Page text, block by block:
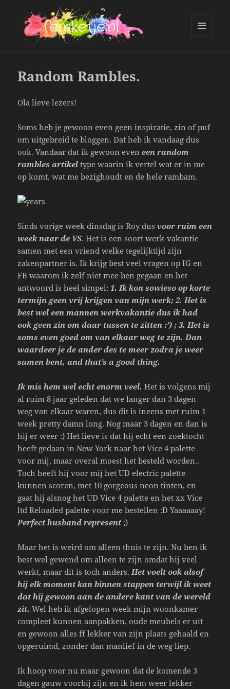
Random Rambles.
Ola lieve lezers!
Soms heb je gewoon even geen inspiratie, zin of puf
om uitgebreid te bloggen. Dat heb ik vandaag dus
ook. Vandaar dat ik gewoon eveneen random
rambles artikel type waarin ik vertel wat er in me
op komt, wat me bezighoudt en de hele rambam.
Sinds vorige week dinsdag is Roy dusvoor ruim een
week naar de VS. Het is een soort werk-vakantie
samen met een vriend welke tegelijktijd zijn
zakenpartner is. Ik krijg best veel vragen op IG en
FB waarom ik zelf niet mee ben gegaan en het
antwoord is heel simpel:1. Ik kon sowieso op korte
termijn geen vrij krijgen van mijn werk; 2. Het is
best wel een mannen werkvakantie dus ik had
ook geen zin om daar tussen te zitten :’) ; 3. Het is
soms even goed om van elkaar weg te zijn. Dan
waardeer je de ander des te meer zodra je weer
samen bent, and that’s a good thing.
Ik mis hem wel echt enorm veel. Het is volgens mij
al ruim 8 jaar geleden dat we langer dan 3 dagen
weg van elkaar waren, dus dit is ineens met ruim 1
week pretty damn long. Nog maar 3 dagen en dan is
hij er weer :) Het lieve is dat hij echt een zoektocht
heeft gedaan in New York naar het Vice 4 palette
voor mij, maar overal moest het besteld worden..
Toch heeft hij voor mij het UD electric palette
kunnen scoren, met 10 gorgeous neon tinten, en
gaat hij alsnog het UD Vice 4 palette en het xx Vice
ltd Reloaded palette voor me bestellen :D Yaaaaaay!
Perfect husband represent;)
Maar het is weird om alleen thuis te zijn. Nu ben ik
best wel gewend om alleen te zijn omdat hij veel
werkt, maar dit is toch anders.Het voelt ook alsof
hij elk moment kan binnen stappen terwijl ik weet
dat hij gewoon aan de andere kant van de wereld
zit. Wel heb ik afgelopen week mijn woonkamer
compleet kunnen aanpakken, oude meubels er uit
en gewoon alles ff lekker van zijn plaats gehaald en
opgeruimd, zonder dan manlief in de weg liep.
Ik hoop voor nu maar gewoon dat de komende 3
dagen gauw voorbij zijn en ik hem weer lekker